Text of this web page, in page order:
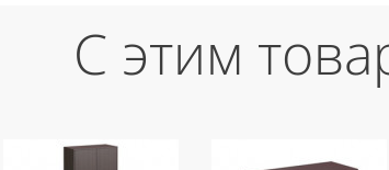
С этим